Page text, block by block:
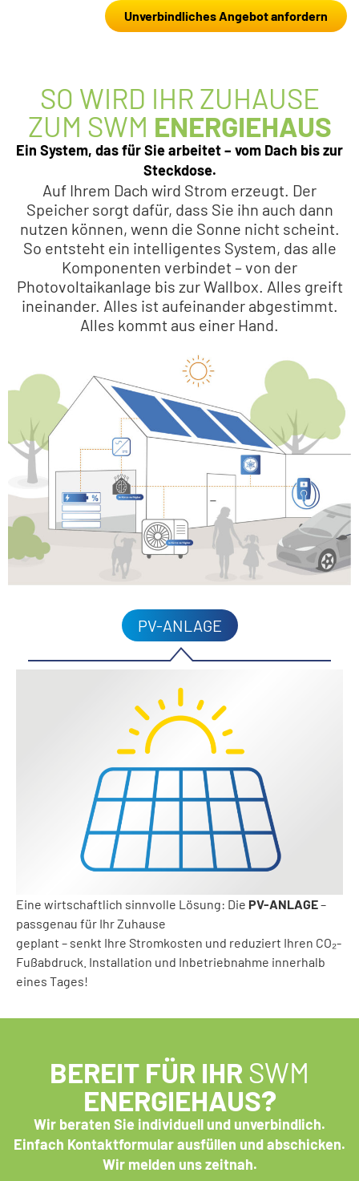
Unverbindliches Angebot anfordern
SO WIRD IHR ZUHAUSE
ZUM SWM ENERGIEHAUS
Ein System, das für Sie arbeitet – vom Dach bis zur
Steckdose.
Auf Ihrem Dach wird Strom erzeugt. Der
Speicher sorgt dafür, dass Sie ihn auch dann
nutzen können, wenn die Sonne nicht scheint.
So entsteht ein intelligentes System, das alle
Komponenten verbindet – von der
Photovoltaikanlage bis zur Wallbox. Alles greift
ineinander. Alles ist aufeinander abgestimmt.
Alles kommt aus einer Hand.
PV-ANLAGE
Eine wirtschaftlich sinnvolle Lösung: Die PV-ANLAGE–
passgenau für Ihr Zuhause
geplant – senkt Ihre Stromkosten und reduziert Ihren CO₂-
Fußabdruck. Installation und Inbetriebnahme innerhalb
eines Tages!
BEREIT FÜR IHR SWM
ENERGIEHAUS?
Wir beraten Sie individuell und unverbindlich.
Einfach Kontaktformular ausfüllen und abschicken.
Wir melden uns zeitnah.